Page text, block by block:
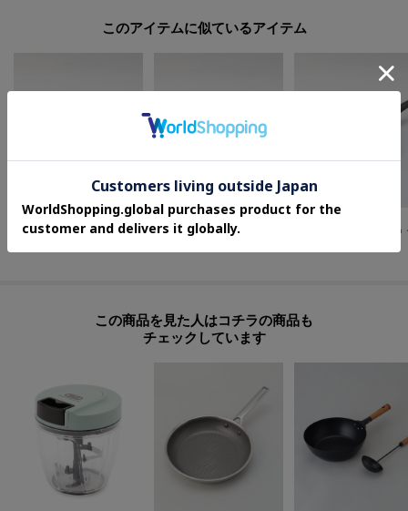
このアイテムに似ているアイテム
212 KITCHEN STORE
◆ノーラセラミック 26cm ＜BALLARINI バッラリーニ＞
212 KITCHEN STORE
212 KITCHEN STORE
この商品を見た人はコチラの商品も
チェックしています